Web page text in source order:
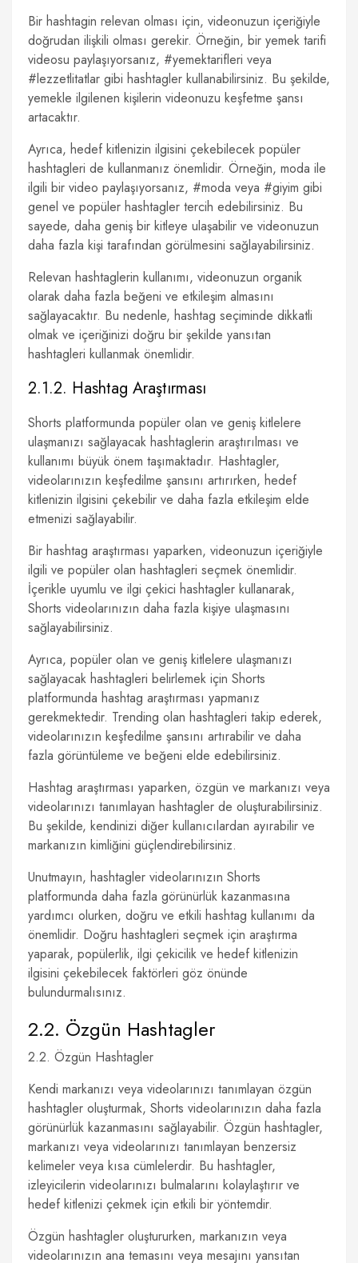
Bir hashtagin relevan olması için, videonuzun içeriğiyle
doğrudan ilişkili olması gerekir. Örneğin, bir yemek tarifi
videosu paylaşıyorsanız, #yemektarifleri veya
#lezzetlitatlar gibi hashtagler kullanabilirsiniz. Bu şekilde,
yemekle ilgilenen kişilerin videonuzu keşfetme şansı
artacaktır.
Ayrıca, hedef kitlenizin ilgisini çekebilecek popüler
hashtagleri de kullanmanız önemlidir. Örneğin, moda ile
ilgili bir video paylaşıyorsanız, #moda veya #giyim gibi
genel ve popüler hashtagler tercih edebilirsiniz. Bu
sayede, daha geniş bir kitleye ulaşabilir ve videonuzun
daha fazla kişi tarafından görülmesini sağlayabilirsiniz.
Relevan hashtaglerin kullanımı, videonuzun organik
olarak daha fazla beğeni ve etkileşim almasını
sağlayacaktır. Bu nedenle, hashtag seçiminde dikkatli
olmak ve içeriğinizi doğru bir şekilde yansıtan
hashtagleri kullanmak önemlidir.
2.1.2. Hashtag Araştırması
Shorts platformunda popüler olan ve geniş kitlelere
ulaşmanızı sağlayacak hashtaglerin araştırılması ve
kullanımı büyük önem taşımaktadır. Hashtagler,
videolarınızın keşfedilme şansını artırırken, hedef
kitlenizin ilgisini çekebilir ve daha fazla etkileşim elde
etmenizi sağlayabilir.
Bir hashtag araştırması yaparken, videonuzun içeriğiyle
ilgili ve popüler olan hashtagleri seçmek önemlidir.
İçerikle uyumlu ve ilgi çekici hashtagler kullanarak,
Shorts videolarınızın daha fazla kişiye ulaşmasını
sağlayabilirsiniz.
Ayrıca, popüler olan ve geniş kitlelere ulaşmanızı
sağlayacak hashtagleri belirlemek için Shorts
platformunda hashtag araştırması yapmanız
gerekmektedir. Trending olan hashtagleri takip ederek,
videolarınızın keşfedilme şansını artırabilir ve daha
fazla görüntüleme ve beğeni elde edebilirsiniz.
Hashtag araştırması yaparken, özgün ve markanızı veya
videolarınızı tanımlayan hashtagler de oluşturabilirsiniz.
Bu şekilde, kendinizi diğer kullanıcılardan ayırabilir ve
markanızın kimliğini güçlendirebilirsiniz.
Unutmayın, hashtagler videolarınızın Shorts
platformunda daha fazla görünürlük kazanmasına
yardımcı olurken, doğru ve etkili hashtag kullanımı da
önemlidir. Doğru hashtagleri seçmek için araştırma
yaparak, popülerlik, ilgi çekicilik ve hedef kitlenizin
ilgisini çekebilecek faktörleri göz önünde
bulundurmalısınız.
2.2. Özgün Hashtagler
2.2. Özgün Hashtagler
Kendi markanızı veya videolarınızı tanımlayan özgün
hashtagler oluşturmak, Shorts videolarınızın daha fazla
görünürlük kazanmasını sağlayabilir. Özgün hashtagler,
markanızı veya videolarınızı tanımlayan benzersiz
kelimeler veya kısa cümlelerdir. Bu hashtagler,
izleyicilerin videolarınızı bulmalarını kolaylaştırır ve
hedef kitlenizi çekmek için etkili bir yöntemdir.
Özgün hashtagler oluştururken, markanızın veya
videolarınızın ana temasını veya mesajını yansıtan